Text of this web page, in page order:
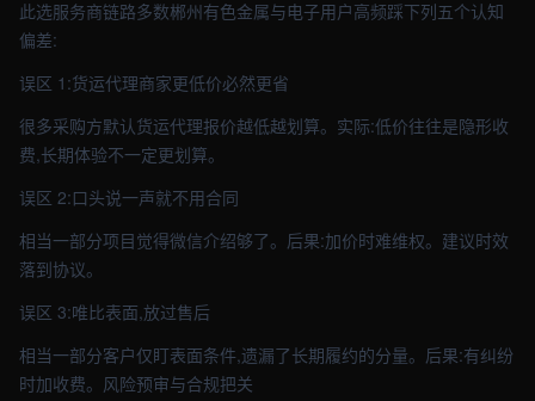
此选服务商链路多数郴州有色金属与电子用户高频踩下列五个认知
偏差:
误区 1:货运代理商家更低价必然更省
很多采购方默认货运代理报价越低越划算。实际:低价往往是隐形收
费,长期体验不一定更划算。
误区 2:口头说一声就不用合同
相当一部分项目觉得微信介绍够了。后果:加价时难维权。建议时效
落到协议。
误区 3:唯比表面,放过售后
相当一部分客户仅盯表面条件,遗漏了长期履约的分量。后果:有纠纷
时加收费。风险预审与合规把关